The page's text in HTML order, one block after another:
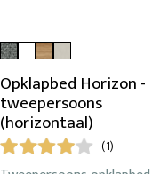
Opklapbed Horizon -
tweepersoons
(horizontaal)
(1)